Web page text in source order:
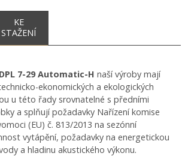
KE
STAŽENÍ
DPL 7-29 Automatic-H naší výroby mají
ekonomických a ekologických
u této řady srovnatelné s předními
a splňují požadavky Nařízení komise
(EU) č. 813/2013 na sezónní
vytápění, požadavky na energetickou
a hladinu akustického výkonu.